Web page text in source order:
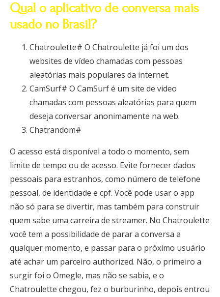
Qual o aplicativo de conversa mais
usado no Brasil?
Chatroulette# O Chatroulette já foi um dos
websites de vídeo chamadas com pessoas
aleatórias mais populares da internet.
CamSurf# O CamSurf é um site de video
chamadas com pessoas aleatórias para quem
deseja conversar anonimamente na web.
Chatrandom#
O acesso está disponível a todo o momento, sem
limite de tempo ou de acesso. Evite fornecer dados
pessoais para estranhos, como número de telefone
pessoal, de identidade e cpf. Você pode usar o app
não só para se divertir, mas também para construir
quem sabe uma carreira de streamer. No Chatroulette
você tem a possibilidade de parar a conversa a
qualquer momento, e passar para o próximo usuário
até achar um parceiro authorized. Não, o primeiro a
surgir foi o Omegle, mas não se sabia, e o
Chatroulette chegou, fez o burburinho, depois entrou